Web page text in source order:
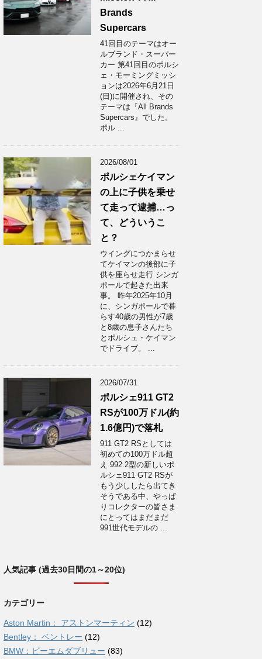
Brands
Supercars
41回目のテーマはオー
ルブランド・スーパー
カー 第41回目のポルシ
ェ・モーミングミッシ
ョンは2026年6月21日
(日)に開催され、その
テーマは『All Brands
Supercars』でした。
ポル ...
2026/08/01
ポルシェケイマン
の上に子供を乗せ
て走って逮捕…っ
て、どういうこ
と？
ウイングにつかまらせ
てケイマンの後部に子
供を座らせ走行 シンガ
ポールで起きた出来
事。 昨年2025年10月
に、シンガポールで暮
らす40歳の男性が7歳
と8歳の息子さんたち
とポルシェ・ケイマン
でドライブ。 ...
2026/07/31
ポルシェ911 GT2
RSが100万ドル(約
1.6億円)で落札
911 GT2 RSとしては
初めての100万ドル超
え 992.2型の新しいポ
ルシェ911 GT2 RSが
もう少ししたら出てき
そうである中、やっぱ
りコレクターの皆さま
にとってはまだまだ
991世代モデルの ...
人気記事 (過去30日間の1～20位)
カテゴリー
Aston Martin： アストンマーティン (12)
Bentley： ベントレー (12)
BMW：ビーエムダブリュー (83)